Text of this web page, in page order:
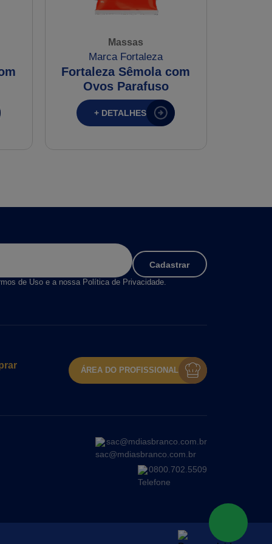
Massas
Marca Fortaleza
Fortaleza Sêmola com
Ovos Parafuso
+ DETALHES
Cadastrar
de Uso e a nossa Política de Privacidade.
ÁREA DO PROFISSIONAL
sac@mdiasbranco.com.br
0800.702.5509